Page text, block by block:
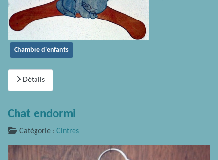
Chambre d'enfants
Détails
Chat endormi
Catégorie : Cintres